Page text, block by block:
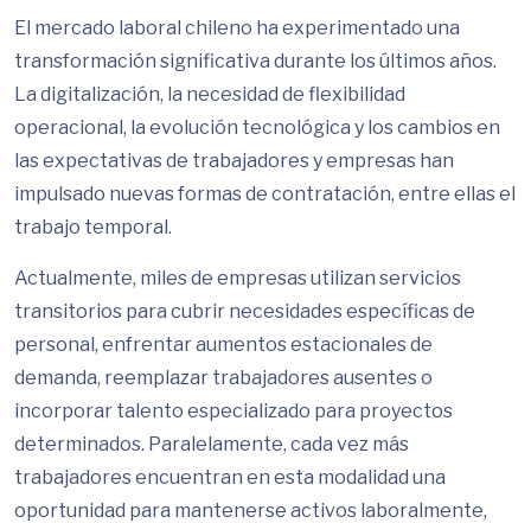
El mercado laboral chileno ha experimentado una
transformación significativa durante los últimos años.
La digitalización, la necesidad de flexibilidad
operacional, la evolución tecnológica y los cambios en
las expectativas de trabajadores y empresas han
impulsado nuevas formas de contratación, entre ellas el
trabajo temporal.
Actualmente, miles de empresas utilizan servicios
transitorios para cubrir necesidades específicas de
personal, enfrentar aumentos estacionales de
demanda, reemplazar trabajadores ausentes o
incorporar talento especializado para proyectos
determinados. Paralelamente, cada vez más
trabajadores encuentran en esta modalidad una
oportunidad para mantenerse activos laboralmente,